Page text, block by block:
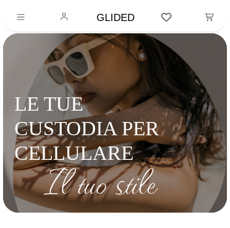
GLIDED
LE TUE
CUSTODIA PER
CELLULARE
Il tuo stile